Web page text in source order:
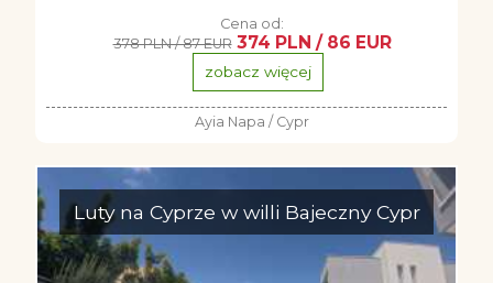
Cena od:
378 PLN / 87 EUR 374 PLN / 86 EUR
zobacz więcej
Ayia Napa / Cypr
Luty na Cyprze w willi Bajeczny Cypr